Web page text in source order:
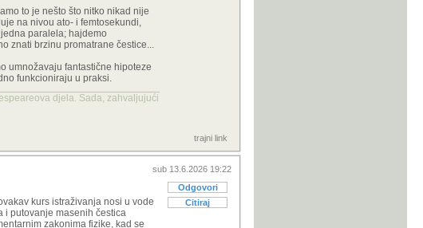
to je nešto što nitko nikad nije
na nivou ato- i femtosekundi,
paralela; hajdemo
znati brzinu promatrane čestice...
umnožavaju fantastične hipoteze
funkcioniraju u praksi.
djela. Sada, zahvaljujući
trajni link
sub 13.6.2026 19:22
Odgovori
Citiraj
kurs istraživanja nosi u vode
i putovanje masenih čestica
zakonima fizike, kad se